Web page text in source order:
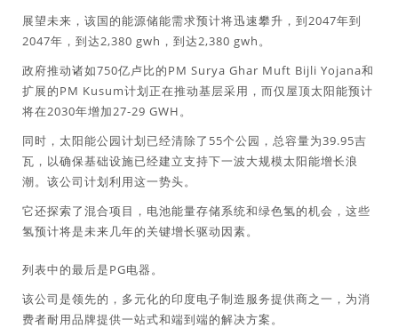
展望未来，该国的能源储能需求预计将迅速攀升，到2047年到
2047年，到达2,380 gwh，到达2,380 gwh。
政府推动诸如750亿卢比的PM Surya Ghar Muft Bijli Yojana和
扩展的PM Kusum计划正在推动基层采用，而仅屋顶太阳能预计
将在2030年增加27-29 GWH。
同时，太阳能公园计划已经清除了55个公园，总容量为39.95吉
瓦，以确保基础设施已经建立支持下一波大规模太阳能增长浪
潮。该公司计划利用这一势头。
它还探索了混合项目，电池能量存储系统和绿色氢的机会，这些
氢预计将是未来几年的关键增长驱动因素。
列表中的最后是PG电器。
该公司是领先的，多元化的印度电子制造服务提供商之一，为消
费者耐用品牌提供一站式和端到端的解决方案。